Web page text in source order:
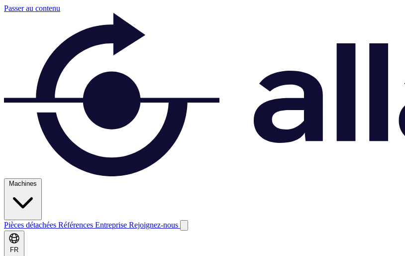
Passer au contenu
Machines
Pièces détachées Références Entreprise Rejoignez-nous
FR